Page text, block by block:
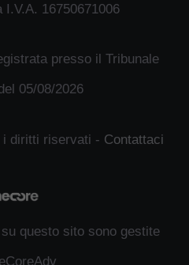
16750671006
presso il Tribunale
05/08/2026
diritti riservati - Contattaci
questo sito sono gestite